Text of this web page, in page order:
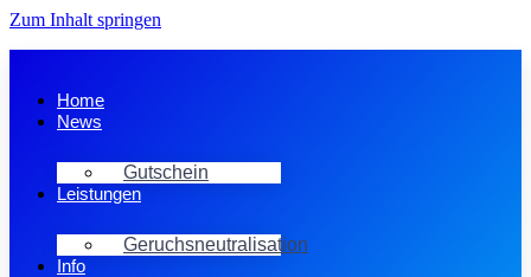
Zum Inhalt springen
Home
News
Gutschein
Leistungen
Geruchsneutralisation
Info